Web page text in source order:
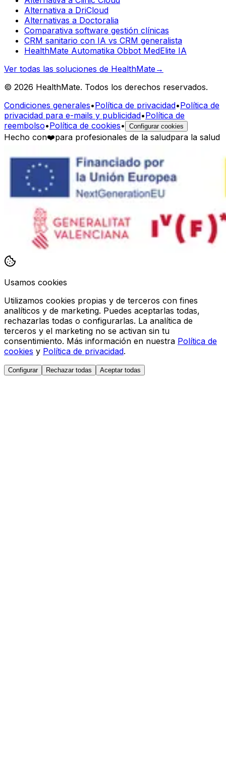
Alternativa a DriCloud
Alternativas a Doctoralia
Comparativa software gestión clínicas
CRM sanitario con IA vs CRM generalista
HealthMate Automatika Obbot MedElite IA
Ver todas las soluciones de HealthMate→
© 2026 HealthMate. Todos los derechos reservados.
Condiciones generales•Política de privacidad•Política de
privacidad para e-mails y publicidad•Política de
reembolso•Política de cookies• Configurar cookies
Hecho con❤️para profesionales de la saludpara la salud
Usamos cookies
Utilizamos cookies propias y de terceros con fines
analíticos y de marketing. Puedes aceptarlas todas,
rechazarlas todas o configurarlas. La analítica de
terceros y el marketing no se activan sin tu
consentimiento. Más información en nuestra Política de
cookies y Política de privacidad.
Configurar Rechazar todas Aceptar todas